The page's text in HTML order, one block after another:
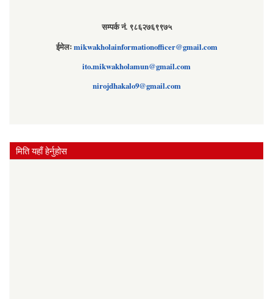
सम्पर्क नं. ९८६२७६९९७५
ईमेलःmikwakholainformationofficer@gmail.com
ito.mikwakholamun@gmail.com
nirojdhakalo9@gmail.com
मिति यहाँ हेर्नुहोस